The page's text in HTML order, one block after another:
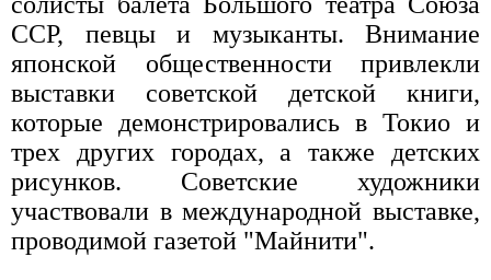
ССР, певцы и музыканты. Внимание
японской общественности привлекли
выставки советской детской книги,
которые демонстрировались в Токио и
трех других городах, а также детских
рисунков. Советские художники
участвовали в международной выставке,
проводимой газетой "Майнити".